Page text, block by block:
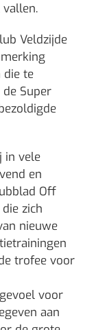
Veldzijde
die te
Super
in vele
en
Off
zich
nieuwe
trofee voor
voor
aan